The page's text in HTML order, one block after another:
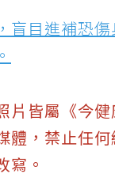
盲目進補恐
片皆屬《今
體，禁止任
寫。